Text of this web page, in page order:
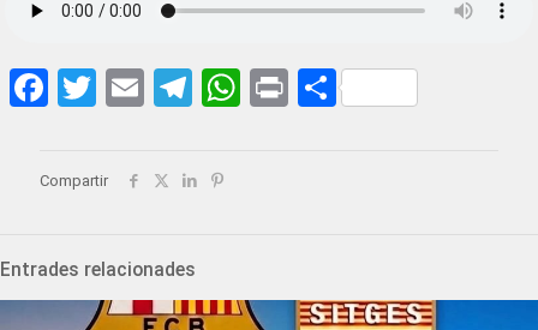
Facebook
Twitter
EmailTelegram
WhatsApp
PrintShare
Compartir
Entrades relacionades